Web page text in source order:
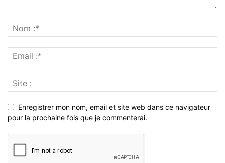
Enregistrer mon nom, email et site web dans ce navigateur
pour la prochaine fois que je commenterai.